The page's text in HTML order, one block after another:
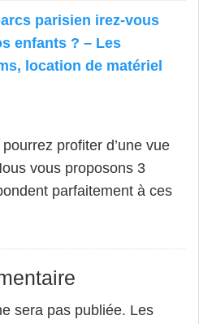
parisien irez-vous
enfants ? – Les
location de matériel
profiter d’une vue
vous proposons 3
parfaitement à ces
sera pas publiée. Les